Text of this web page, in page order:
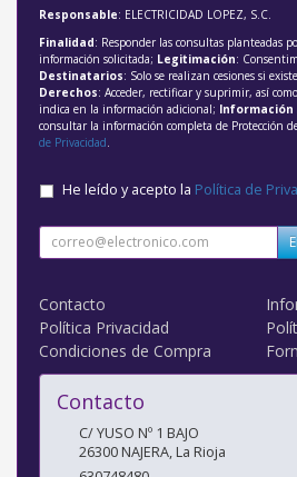
Responsable: ELECTRICIDAD LOPEZ, S.C.
Finalidad: Responder las consultas planteadas
información solicitada; Legitimación:
Destinatarios: Solo se realizan cesiones si
Derechos: Acceder, rectificar y suprimir, así
indica en la información adicional; Información
consultar la información completa de Protección
de Privacidad
He leído y acepto la Política de
Contacto
Política Privacidad
Condiciones de Compra
Contacto
C/ YUSO Nº 1 BAJO
26300NAJERA,La Rioja